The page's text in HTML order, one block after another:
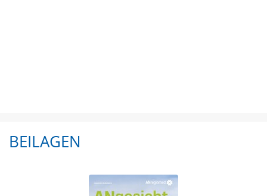
BEILAGEN